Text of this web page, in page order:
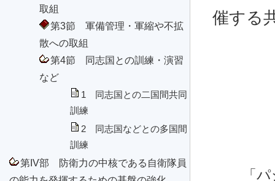
取組
第3節 軍備管理・軍縮や不拡
散への取組
第4節 同志国との訓練・演習
など
1 同志国との二国間共同
訓練
2 同志国などとの多国間
訓練
第IV部 防衛力の中核である自衛隊員
催する
「